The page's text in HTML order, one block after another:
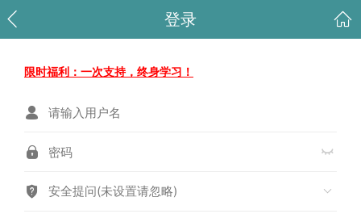
登录
限时福利：一次支持，终身学习！
安全提问(未设置请忽略)